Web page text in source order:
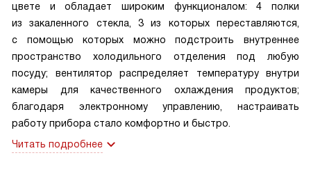
цвете и обладает широким функционалом: 4 полки
из закаленного стекла, 3 из которых переставляются,
с помощью которых можно подстроить внутреннее
пространство холодильного отделения под любую
посуду; вентилятор распределяет температуру внутри
камеры для качественного охлаждения продуктов;
благодаря электронному управлению, настраивать
работу прибора стало комфортно и быстро.
Читать подробнее